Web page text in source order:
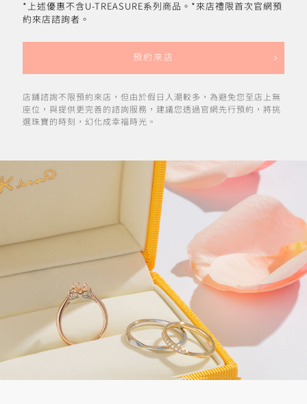
*上述優惠不含U-TREASURE系列商品。*來店禮限首次官網預
約來店諮詢者。
預約來店
店鋪諮詢不限預約來店，但由於假日人潮較多，為避免您至店上無
座位，與提供更完善的諮詢服務，建議您透過官網先行預約，將挑
選珠寶的時刻，幻化成幸福時光。